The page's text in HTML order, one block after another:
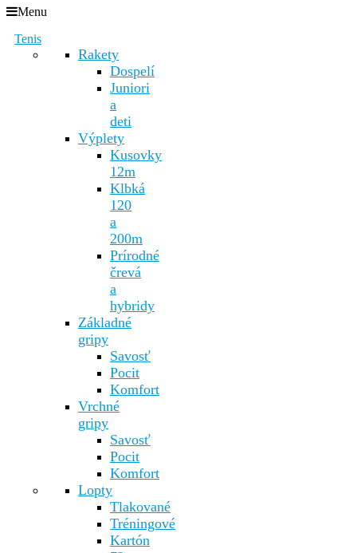
Menu
Tenis
Rakety
Dospelí
Juniori
a
deti
Výplety
Kusovky
12m
Klbká
120
a
200m
Prírodné
črevá
a
hybridy
Základné
gripy
Savosť
Pocit
Komfort
Vrchné
gripy
Savosť
Pocit
Komfort
Lopty
Tlakované
Tréningové
Kartón